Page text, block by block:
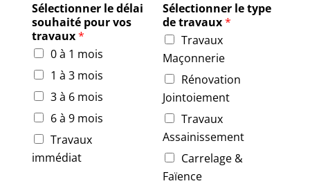
Sélectionner le délai
souhaité pour vos
travaux*
0 à 1 mois
1 à 3 mois
3 à 6 mois
6 à 9 mois
Travaux
immédiat
Sélectionner le type
de travaux*
Travaux
Maçonnerie
Rénovation
Jointoiement
Travaux
Assainissement
Carrelage &
Faïence